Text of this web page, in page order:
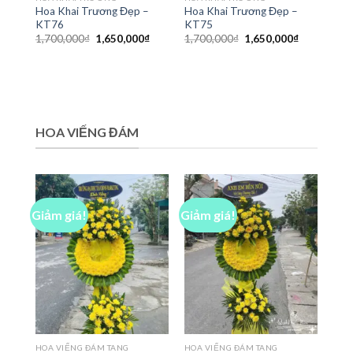
Hoa Khai Trương Đẹp –
KT76
1,700,000₫ Giá
gốc
1,650,000₫Giá
Hoa Khai Trương Đẹp –
KT75
1,700,000₫ Giá
gốc
1,650,000₫Giá
HOA VIẾNG ĐÁM
Giảm giá!
HOA VIẾNG ĐÁM TANG
Giảm giá!
HOA VIẾNG ĐÁM TANG